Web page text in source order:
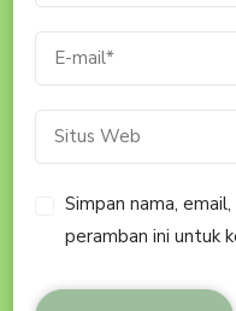
Simpan nama,
peramban ini untuk